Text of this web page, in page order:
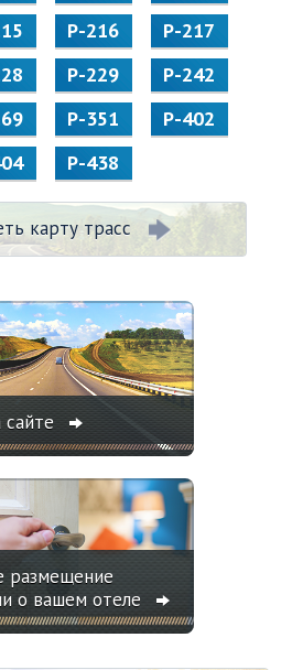
Р-216
Р-217
Р-229
Р-242
Р-351
Р-402
Р-438
карту трасс
сайте
размещение
о вашем отеле